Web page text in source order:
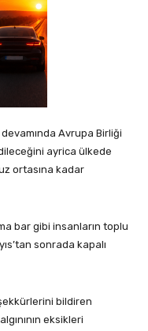
Avrupa Birliği
ayrica ülkede
ortasına kadar
bar gibi insanların toplu
sonrada kapalı
bildiren
eksikleri